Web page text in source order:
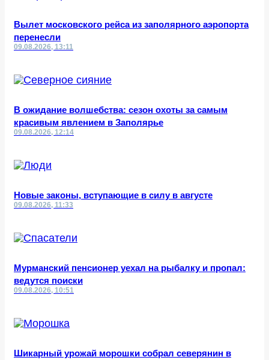
Вылет московского рейса из заполярного аэропорта
перенесли
09.08.2026, 13:11
В ожидание волшебства: сезон охоты за самым
красивым явлением в Заполярье
09.08.2026, 12:14
Новые законы, вступающие в силу в августе
09.08.2026, 11:33
Мурманский пенсионер уехал на рыбалку и пропал:
ведутся поиски
09.08.2026, 10:51
Шикарный урожай морошки собрал северянин в